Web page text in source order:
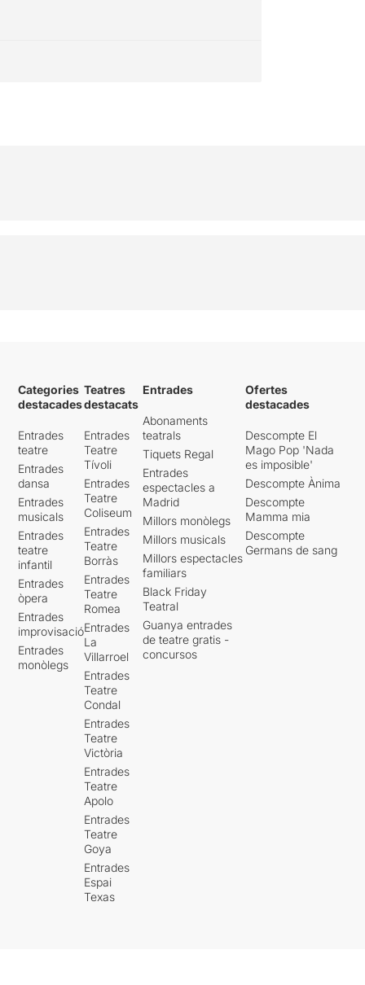
Categories
destacades
Entrades
teatre
Entrades
dansa
Entrades
musicals
Entrades
teatre
infantil
Entrades
òpera
Entrades
improvisació
Entrades
monòlegs
Teatres
destacats
Entrades
Teatre
Tívoli
Entrades
Teatre
Coliseum
Entrades
Teatre
Borràs
Entrades
Teatre
Romea
Entrades
La
Villarroel
Entrades
Teatre
Condal
Entrades
Teatre
Victòria
Entrades
Teatre
Apolo
Entrades
Teatre
Goya
Entrades
Espai
Texas
Entrades
Abonaments
teatrals
Tiquets Regal
Entrades
espectacles a
Madrid
Millors monòlegs
Millors musicals
Millors espectacles
familiars
Black Friday
Teatral
Guanya entrades
de teatre gratis -
concursos
Ofertes
destacades
Descompte El
Mago Pop 'Nada
es imposible'
Descompte Ànima
Descompte
Mamma mia
Descompte
Germans de sang